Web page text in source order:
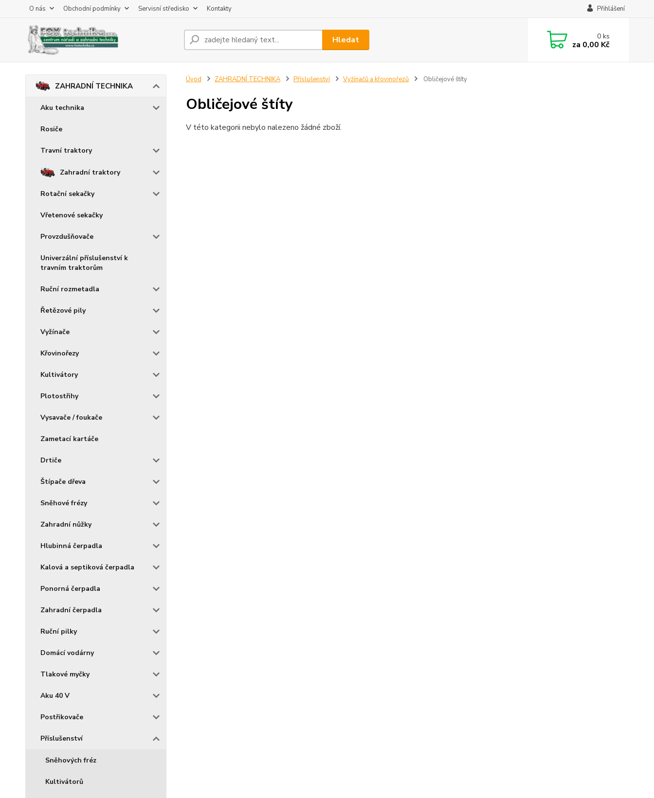
O nás Obchodní podmínky Servisní středisko Kontakty Přihlášení
Hledat 0ks
za 0,00 Kč
ZAHRADNÍ TECHNIKA
Aku technika
Rosiče
Travní traktory
Zahradní traktory
Rotační sekačky
Vřetenové sekačky
Provzdušňovače
Univerzální příslušenství k
travním traktorům
Ruční rozmetadla
Řetězové pily
Vyžínače
Křovinořezy
Kultivátory
Plotostřihy
Vysavače / foukače
Zametací kartáče
Drtiče
Štípače dřeva
Sněhové frézy
Zahradní nůžky
Hlubinná čerpadla
Kalová a septiková čerpadla
Ponorná čerpadla
Zahradní čerpadla
Ruční pilky
Domácí vodárny
Tlakové myčky
Aku 40 V
Postřikovače
Příslušenství
Sněhových fréz
Kultivátorů
Úvod ZAHRADNÍ TECHNIKA Příslušenství Vyžínačů a křovinořezů Obličejové štíty
Obličejové štíty
V této kategorii nebylo nalezeno žádné zboží.